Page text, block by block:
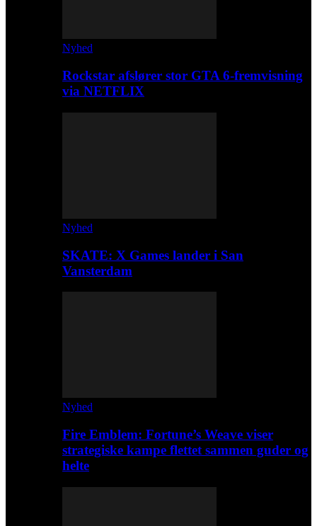
Nyhed
Rockstar afslører stor GTA 6-fremvisning
via NETFLIX
Nyhed
SKATE: X Games lander i San
Vansterdam
Nyhed
Fire Emblem: Fortune’s Weave viser
strategiske kampe flettet sammen guder og
helte